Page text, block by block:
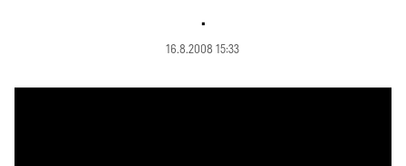
.
16.8.2008 15:33